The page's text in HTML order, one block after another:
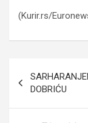
(Kurir.rs/
чланка
DOBRIĆU